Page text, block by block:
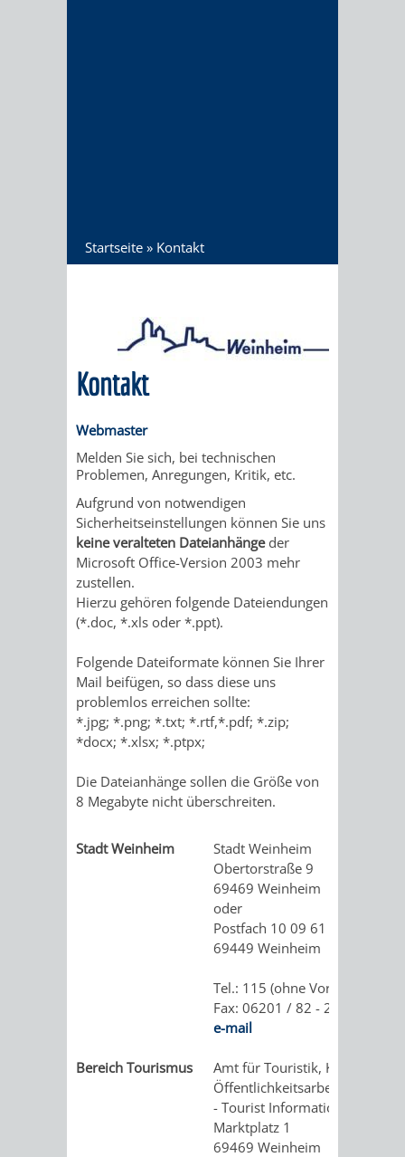
Startseite » Kontakt
Kontakt
Webmaster
Melden Sie sich, bei technischen
Problemen, Anregungen, Kritik, etc.
Aufgrund von notwendigen
Sicherheitseinstellungen können Sie uns
keine veralteten Dateianhängeder
Microsoft Office-Version 2003 mehr
zustellen.
Hierzu gehören folgende Dateiendungen
(*.doc, *.xls oder *.ppt).
Folgende Dateiformate können Sie Ihrer
Mail beifügen, so dass diese uns
problemlos erreichen sollte:
*.jpg; *.png; *.txt; *.rtf,*.pdf; *.zip;
*docx; *.xlsx; *.ptpx;
Die Dateianhänge sollen die Größe von
8 Megabyte nicht überschreiten.
Stadt Weinheim
Stadt Weinheim
Obertorstraße 9
69469 Weinheim
oder
Postfach 10 09 61
69449 Weinheim
Tel.: 115 (ohne Vorwahl)
Fax: 06201 / 82 - 268
e-mail
Bereich Tourismus
Amt für Touristik, Kultur und
Öffentlichkeitsarbeit
- Tourist Information -
Marktplatz 1
69469 Weinheim